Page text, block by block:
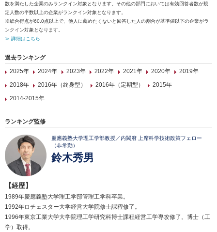
数を満たした企業のみランクイン対象となります。その他の部門においては有効回答者数が規
定人数の半数以上の企業がランクイン対象となります。
※総合得点が60.0点以上で、他人に薦めたくないと回答した人の割合が基準値以下の企業がラ
ンクイン対象となります。
≫ 詳細はこちら
過去ランキング
2025年
2024年 2023年 2022年 2021年 2020年
2019年
2018年
2016年（終身型） 2016年（定期型）
2015年
2014-2015年
ランキング監修
慶應義塾大学理工学部教授／内閣府 上席科学技術政策フェロー
（非常勤）
鈴木秀男
【経歴】
1989年慶應義塾大学理工学部管理工学科卒業。
1992年ロチェスター大学経営大学院修士課程修了。
1996年東京工業大学大学院理工学研究科博士課程経営工学専攻修了。博士（工
学）取得。